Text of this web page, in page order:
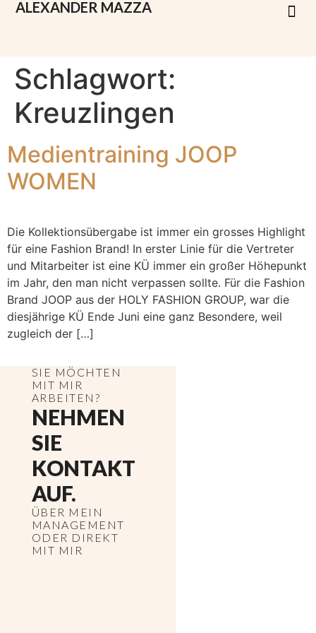
ALEXANDER MAZZA
Schlagwort:
Kreuzlingen
Medientraining JOOP
WOMEN
Die Kollektionsübergabe ist immer ein grosses Highlight
für eine Fashion Brand! In erster Linie für die Vertreter
und Mitarbeiter ist eine KÜ immer ein großer Höhepunkt
im Jahr, den man nicht verpassen sollte. Für die Fashion
Brand JOOP aus der HOLY FASHION GROUP, war die
diesjährige KÜ Ende Juni eine ganz Besondere, weil
zugleich der […]
SIE MÖCHTEN
MIT MIR
ARBEITEN?
NEHMEN
SIE
KONTAKT
AUF.
ÜBER MEIN
MANAGEMENT
ODER DIREKT
MIT MIR